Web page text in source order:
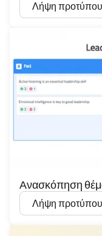
Λήψη προτύπου
Ανασκόπηση
Λήψη προτύπου